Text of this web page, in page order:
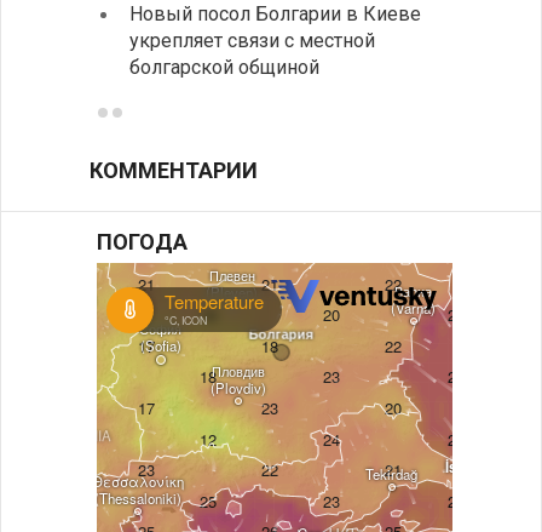
Новый посол Болгарии в Киеве
укрепляет связи с местной
болгарской общиной
КОММЕНТАРИИ
ПОГОДА